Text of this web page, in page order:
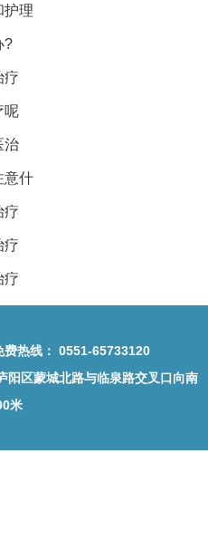
护理
?
疗
呢
治
意什
疗
疗
疗
热线： 0551-65733120
阳区蒙城北路与临泉路交叉口向南
米